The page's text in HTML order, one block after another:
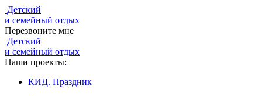
Детский
и семейный отдых
Перезвоните мне
Детский
и семейный отдых
Наши проекты:
КИД. Праздник